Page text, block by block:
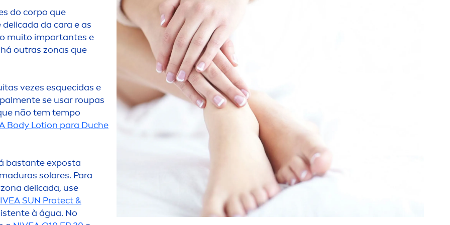
do corpo que
da cara e as
muito importantes e
outras zonas que
vezes esquecidas e
mente se usar roupas
não tem tempo
Body Lotion para Duche
bastante exposta
solares. Para
delicada, use
SUN Protect&
à água. No